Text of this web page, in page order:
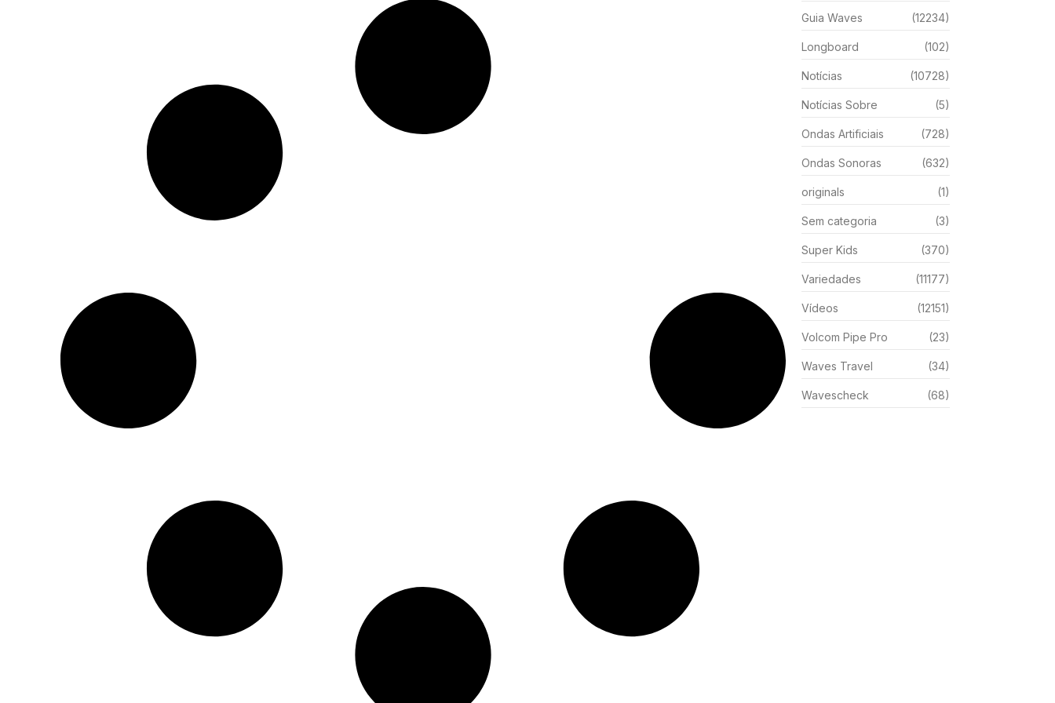
Guia Waves (12234)
Longboard (102)
Notícias (10728)
Notícias Sobre (5)
Ondas Artificiais (728)
Ondas Sonoras (632)
originals (1)
Sem categoria (3)
Super Kids (370)
Variedades (11177)
Vídeos (12151)
Volcom Pipe Pro (23)
Waves Travel (34)
Wavescheck (68)